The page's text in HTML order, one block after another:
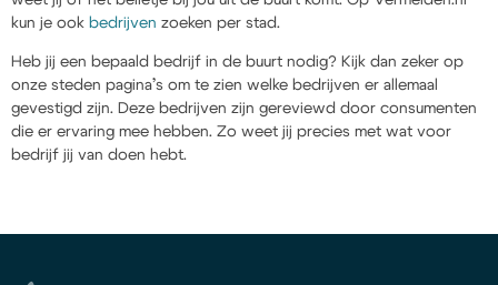
kun je ook bedrijven zoeken per stad.
Heb jij een bepaald bedrijf in de buurt nodig? Kijk dan zeker op
onze steden pagina’s om te zien welke bedrijven er allemaal
gevestigd zijn. Deze bedrijven zijn gereviewd door consumenten
die er ervaring mee hebben. Zo weet jij precies met wat voor
bedrijf jij van doen hebt.